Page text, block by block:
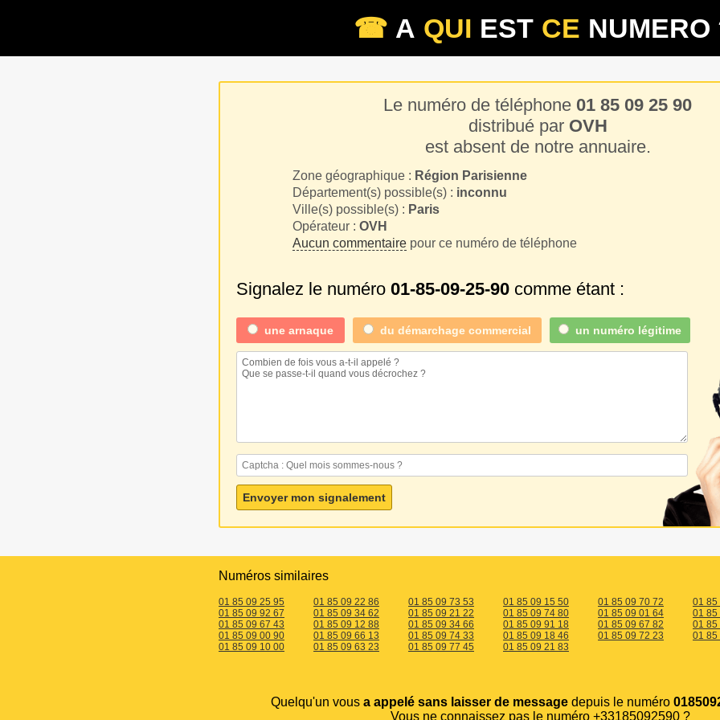
☎ A QUI EST CE NUMERO
Le numéro de téléphone 01 85 09 25 90
distribué par OVH
est absent de notre annuaire.
Zone géographique : Région Parisienne
Département(s) possible(s) : inconnu
Ville(s) possible(s) : Paris
Opérateur : OVH
Aucun commentairepour ce numéro de téléphone
Signalez le numéro 01-85-09-25-90 comme étant :
une arnaque du démarchage commercial un numéro légitime
Numéros similaires
01 85 09 25 95 01 85 09 22 86 01 85 09 73 53 01 85 09 15 50 01 85 09 70 72
01 85
01 85 09 92 67
01 85 09 34 62 01 85 09 21 22 01 85 09 74 80 01 85 09 01 64
01 85
01 85 09 67 43
01 85 09 12 88 01 85 09 34 66 01 85 09 91 18 01 85 09 67 82
01 85
01 85 09 00 90
01 85 09 66 13 01 85 09 74 33 01 85 09 18 46 01 85 09 72 23
01 85
01 85 09 10 00
01 85 09 63 23 01 85 09 77 45 01 85 09 21 83
Quelqu'un vous a appelé sans laisser de message depuis le numéro
Vous ne connaissez pas le numéro +33185092590 ?